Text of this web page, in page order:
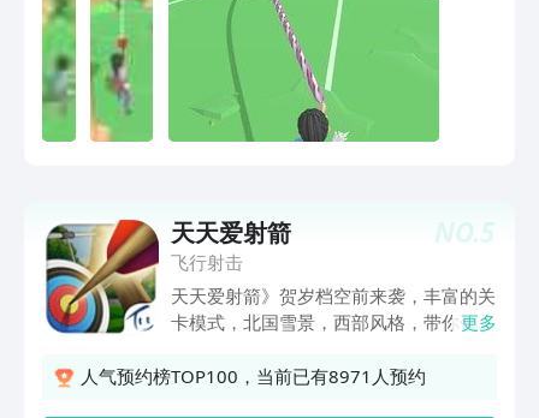
NO.5
天天爱射箭
飞行射击
天天爱射箭》贺岁档空前来袭，丰富的关
卡模式，北国雪景，西部风格，带你领略
极品弓箭装备赠送。 《天天爱射箭》游
更多
人气预约榜TOP100，当前已有8971人预约